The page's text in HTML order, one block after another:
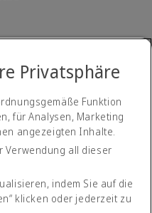
Privatsphäre
Funktion
für Analysen, Marketing
angezeigten Inhalte.
Verwendung all dieser
indem Sie auf die
klicken oder jederzeit zu